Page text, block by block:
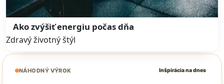
Ako zvýšiť energiu počas dňa
Zdravý životný štýl